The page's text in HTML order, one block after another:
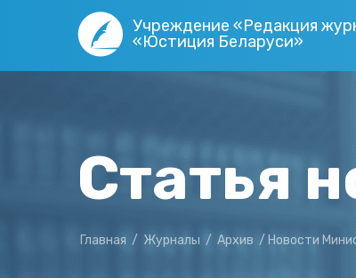
Учреждение «Редакция
«Юстиция Беларуси»
Статья
Главная / Журналы / Архив / Новости